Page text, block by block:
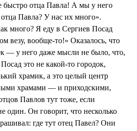
быстро отца Павла! А мы у него
Павла? У нас их много».
много? Я еду в Сергиев Посад
везу, вообще-то!» Оказалось, что
— у него даже мысли не было, что,
это не какой-то городок,
храмик, а это целый центр
храмами — и приходскими,
Павлов тут тоже, если
один. Он говорит, что несколько
где тут отец Павел? Они